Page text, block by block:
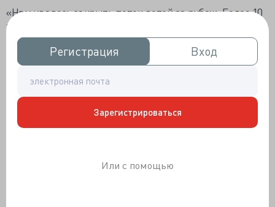
Регистрация
Регистрация Вход
Вход
Зарегистрироваться
Или с помощью
«Нам удалось закрыть поток детей за рубеж. Более 10
тыс. младенцев вывозилось каждый год, а всего около
80 тыс. — в основном в однополые пары в Китай и на
Филиппины, а оттуда в США и страны Европы».
законодатели приняли законы о запрете смены пола
в нашей стране и о запрете усыновления детей в
страны, где разрешены подобные операции. Это
бизнес, который калечит молодых людей. Никакой
лишают способности воспроизводить потомство,